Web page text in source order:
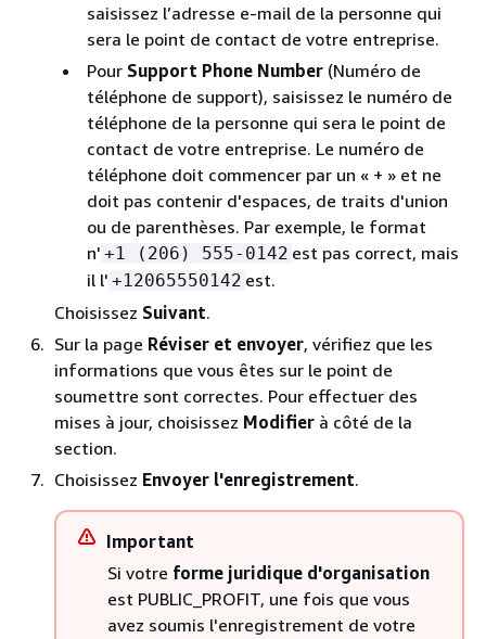
saisissez l’adresse e-mail de la personne qui
sera le point de contact de votre entreprise.
Pour Support Phone Number (Numéro de
téléphone de support), saisissez le numéro de
téléphone de la personne qui sera le point de
contact de votre entreprise. Le numéro de
téléphone doit commencer par un « + » et ne
doit pas contenir d'espaces, de traits d'union
ou de parenthèses. Par exemple, le format
n' +1 (206) 555-0142 est pas correct, mais
il l' +12065550142 est.
Choisissez Suivant.
Sur la page Réviser et envoyer, vérifiez que les
informations que vous êtes sur le point de
soumettre sont correctes. Pour effectuer des
mises à jour, choisissez Modifier à côté de la
section.
Choisissez Envoyer l'enregistrement.
Important
Si votre forme juridique d'organisation
est PUBLIC_PROFIT, une fois que vous
avez soumis l'enregistrement de votre